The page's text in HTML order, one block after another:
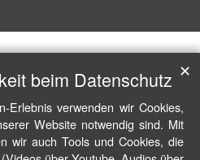
beim Datenschutz
Erlebnis verwenden wir Cookies,
Website notwendig sind. Mit
wir auch Tools und Cookies, die
✕